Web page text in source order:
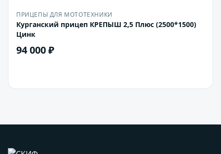
ПРИЦЕПЫ ДЛЯ МОТОТЕХНИКИ
Курганский прицеп КРЕПЫШ 2,5 Плюс (2500*1500)
Цинк
94 000 ₽